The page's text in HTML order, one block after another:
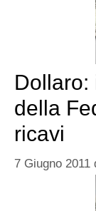
Dollaro:
della
ricavi
7 Giugno 2011